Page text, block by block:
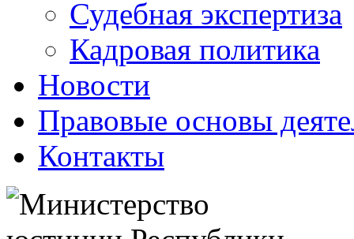
Судебная экспертиза
Кадровая политика
Новости
Правовые основы
Контакты